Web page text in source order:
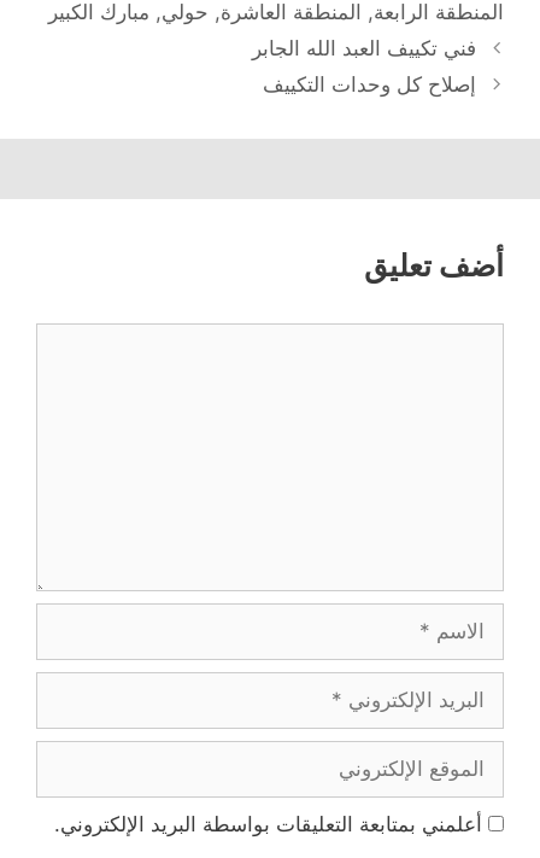
المنطقة الرابعة, المنطقة العاشرة, حولي, مبارك الكبير
فني تكييف العبد الله الجابر
إصلاح كل وحدات التكييف
أضف تعليق
الإلكتروني
الإلكتروني
أعلمني بمتابعة التعليقات بواسطة البريد الإلكتروني.